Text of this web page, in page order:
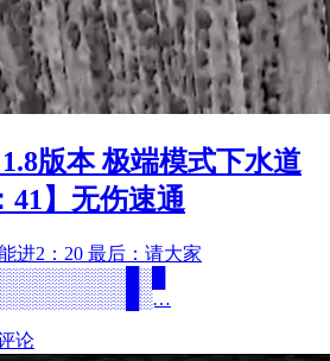
版本 极端模式下水道
41】无伤速通
进2：20 最后：请大家
论